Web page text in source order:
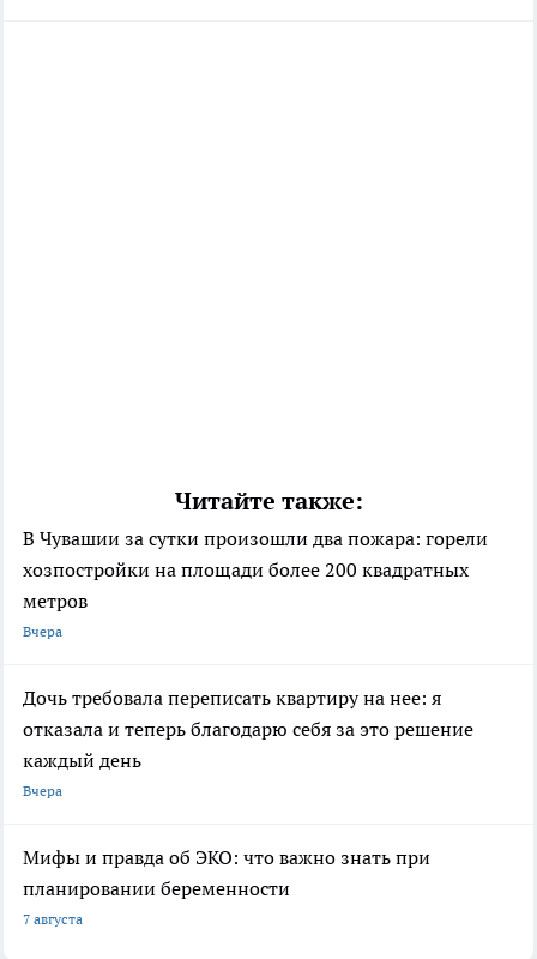
Читайте также:
В Чувашии за сутки произошли два пожара: горели
хозпостройки на площади более 200 квадратных
метров
Вчера
Дочь требовала переписать квартиру на нее: я
отказала и теперь благодарю себя за это решение
каждый день
Вчера
Мифы и правда об ЭКО: что важно знать при
планировании беременности
7 августа